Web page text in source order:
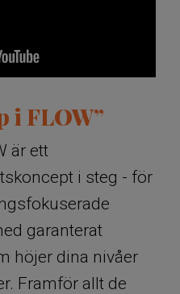
i FLOW”
är ett
i steg - för
garanterat
höjer dina nivåer
Framför allt de